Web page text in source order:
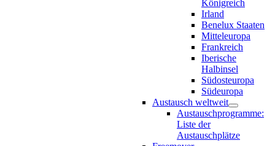
Königreich
Irland
Benelux Staaten
Mitteleuropa
Frankreich
Iberische
Halbinsel
Südosteuropa
Südeuropa
Austausch weltweit
Austauschprogramme:
Liste der
Austauschplätze